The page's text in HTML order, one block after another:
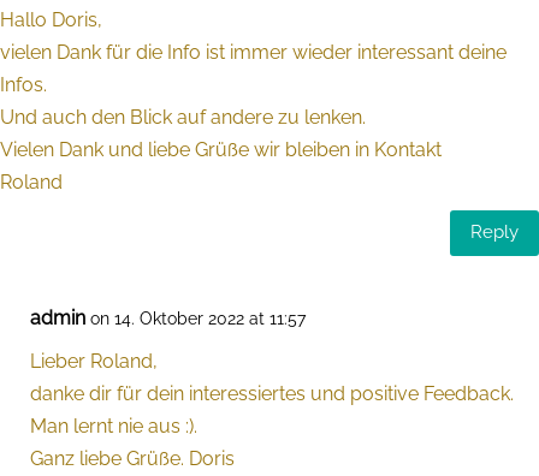
Hallo Doris,
vielen Dank für die Info ist immer wieder interessant deine
Infos.
Und auch den Blick auf andere zu lenken.
Vielen Dank und liebe Grüße wir bleiben in Kontakt
Roland
Reply
admin on 14. Oktober 2022 at 11:57
Lieber Roland,
danke dir für dein interessiertes und positive Feedback.
Man lernt nie aus :).
Ganz liebe Grüße. Doris